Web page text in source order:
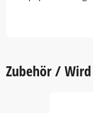
Zubehör /